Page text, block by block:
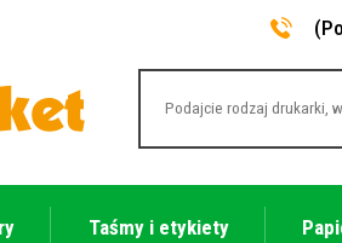
Taśmy i etykiety